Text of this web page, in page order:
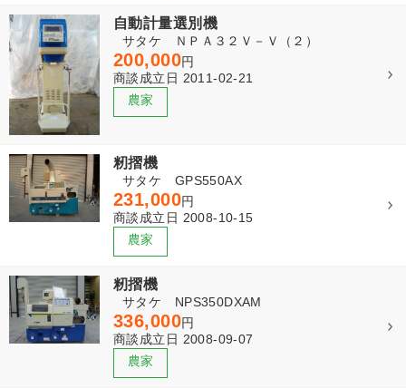
自動計量選別機
サタケ ＮＰＡ３２Ｖ－Ｖ（２）
200,000円
商談成立日 2011-02-21
籾摺機
サタケ GPS550AX
231,000円
商談成立日 2008-10-15
籾摺機
サタケ NPS350DXAM
336,000円
商談成立日 2008-09-07